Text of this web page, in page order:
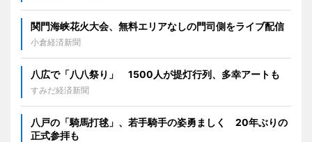
関門海峡花火大会、無料エリアなしの門司側をライブ配信
小倉経済新聞
八広で「八八祭り」 1500人が提灯行列、多幸アートも
すみだ経済新聞
八戸の「騎馬打毬」、若手騎手の姿勇ましく 20年ぶりの
正式参拝も